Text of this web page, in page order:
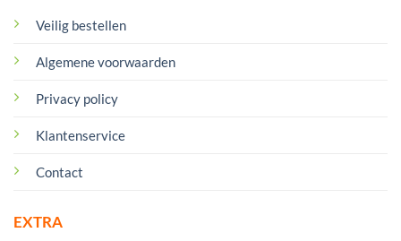
Veilig bestellen
Algemene voorwaarden
Privacy policy
Klantenservice
Contact
EXTRA